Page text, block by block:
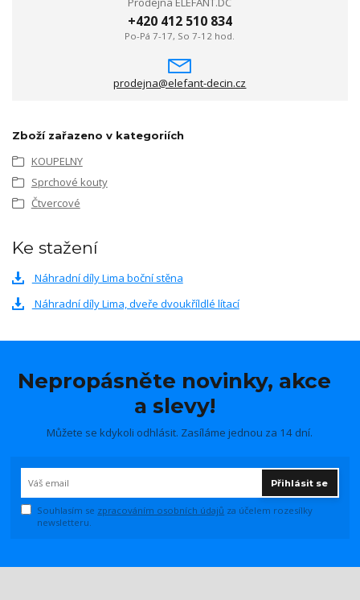
+420 412 510 834
Po-Pá 7-17, So 7-12 hod.
prodejna@elefant-decin.cz
Zboží zařazeno v kategoriích
KOUPELNY
Sprchové kouty
Čtvercové
Ke stažení
Náhradní díly Lima boční stěna
Náhradní díly Lima, dveře dvoukříldlé lítací
Nepropásněte novinky, akce
a slevy!
Můžete se kdykoli odhlásit. Zasíláme jednou za 14 dní.
Přihlásit se
Souhlasím se zpracováním osobních údajů za účelem rozesílky
newsletteru.